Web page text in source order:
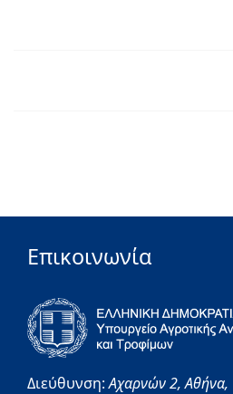
Επικοινωνία
Διεύθυνση:Αχαρνών 2,Αθήνα,